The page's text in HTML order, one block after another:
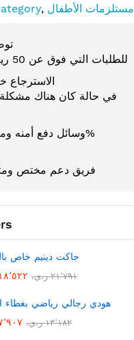
, مستلزمات الأطفال
للطلبات التي فوق عن 50 ريال سعودي
الاسترجاع خلال
في حالة كان هناك مشكلة
وسائل دفع أمنه ومعتمدة 100%
فريق دعم مختص
جاكت دينيم خاص
١٨٬٥٢٢ ر.ي.‏
٢١٬٧٩١ ر.ي.‏
هودي رجالي رياضي بغطاء
٧٬٩٠٧
١٣٬١٨٢ ر.ي.‏